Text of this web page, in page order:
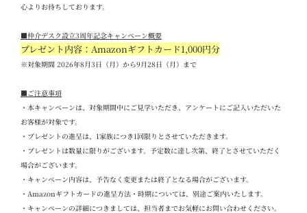
心よりお待ちしております。
■仲介デスク設立3周年記念キャンペーン概要
プレゼント内容：Amazonギフトカード1,000円分
※対象期間 2026年8 月3 日（月）から9月28 日（月）まで
■ ご注意事項
・本キャンペーンは、対象期間中にご見学いただき、アンケートにご記入いただいた
お客様が対象です。
・プレゼントの進呈は、 1家族につき1 回限りとさせていただきます。
・プレゼントは数量に限りがございます。予定数に達し次第、終了とさせていただく
場合がございます。
・キャンペーン内容は、予告なく変更または終了となる場合がございます。
・ Amazonギフトカードの進呈方法・時期については、別途ご案内いたします。
・キャンペーンの詳細につきましては、担当者までお気軽にお問い合わせください。